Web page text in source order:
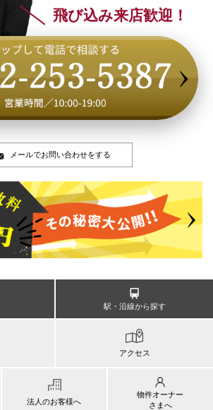
飛び込み来店歓迎！
メールでお問い合わせをする
駅・沿線から探す
アクセス
法人のお客様へ
物件オーナー
さまへ